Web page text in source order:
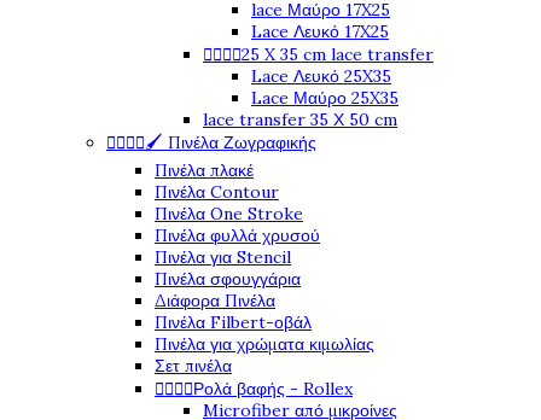
lace Μαύρο 17X25
Lace Λευκό 17X25
25 X 35 cm lace transfer
Lace Λευκό 25X35
Lace Μαύρο 25X35
lace transfer 35 Χ 50 cm
🖌️ Πινέλα Ζωγραφικής
Πινέλα πλακέ
Πινέλα Contour
Πινέλα One Stroke
Πινέλα φυλλά χρυσού
Πινέλα για Stencil
Πινέλα σφουγγάρια
Διάφορα Πινέλα
Πινέλα Filbert-οβάλ
Πινέλα για χρώματα κιμωλίας
Σετ πινέλα
Ρολά βαφής - Rollex
Microfiber από μικροίνες